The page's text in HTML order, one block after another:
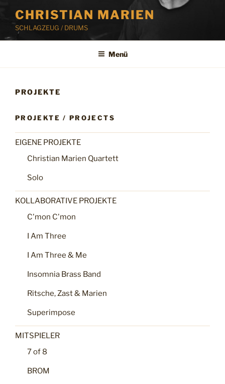
Inhalt
springen
CHRISTIAN MARIEN
SCHLAGZEUG / DRUMS
Menü
PROJEKTE
PROJEKTE / PROJECTS
EIGENE PROJEKTE
Christian Marien Quartett
Solo
KOLLABORATIVE PROJEKTE
C'mon C'mon
I Am Three
I Am Three & Me
Insomnia Brass Band
Ritsche, Zast & Marien
Superimpose
MITSPIELER
7 of 8
BROM